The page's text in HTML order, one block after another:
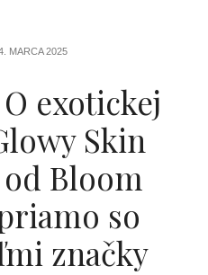
MARCA 2025
exotickej
Skin
Bloom
so
značky